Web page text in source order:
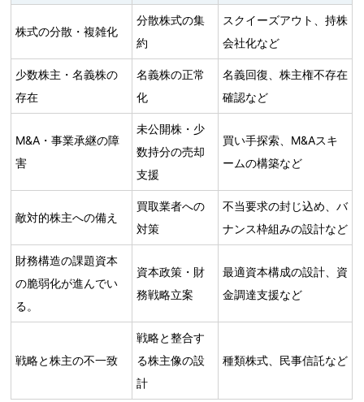
株式の分散・複雑化
分散株式の集
約
スクイーズアウト、持株
会社化など
少数株主・名義株の
存在
名義株の正常
化
名義回復、株主権不存在
確認など
M&A・事業承継の障
害
未公開株・少
数持分の売却
支援
買い手探索、M&Aスキ
ームの構築など
敵対的株主への備え
買取業者への
対策
不当要求の封じ込め、バ
ナンス枠組みの設計など
財務構造の課題資本
の脆弱化が進んでい
る。
資本政策・財
務戦略立案
最適資本構成の設計、資
金調達支援など
戦略と株主の不一致
戦略と整合す
る株主像の設
計
種類株式、民事信託など